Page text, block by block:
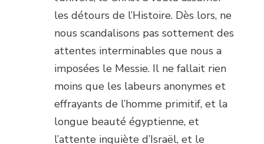
les détours de l’Histoire. Dès lors, ne
nous scandalisons pas sottement des
attentes interminables que nous a
imposées le Messie. Il ne fallait rien
moins que les labeurs anonymes et
effrayants de l’homme primitif, et la
longue beauté égyptienne, et
l’attente inquiète d’Israël, et le